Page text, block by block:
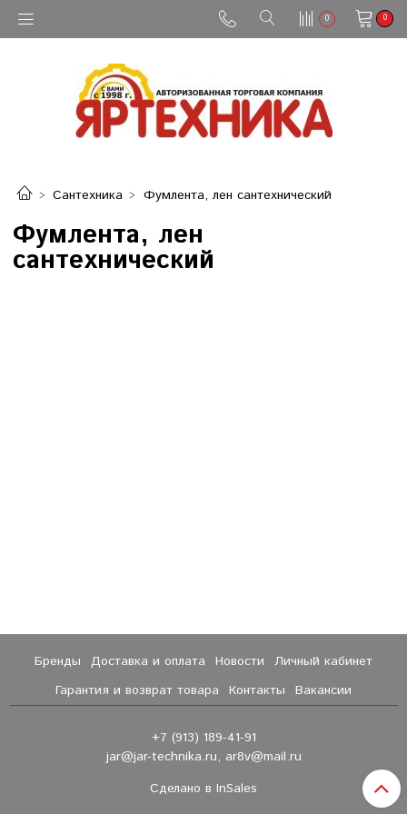
0 0
Сантехника Фумлента, лен сантехнический
Фумлента, лен
сантехнический
Бренды Доставка и оплата Новости
Личный кабинет
Гарантия и возврат товара Контакты Вакансии
+7 (913) 189-41-91
jar@jar-technika.ru, ar8v@mail.ru
Сделано в InSales